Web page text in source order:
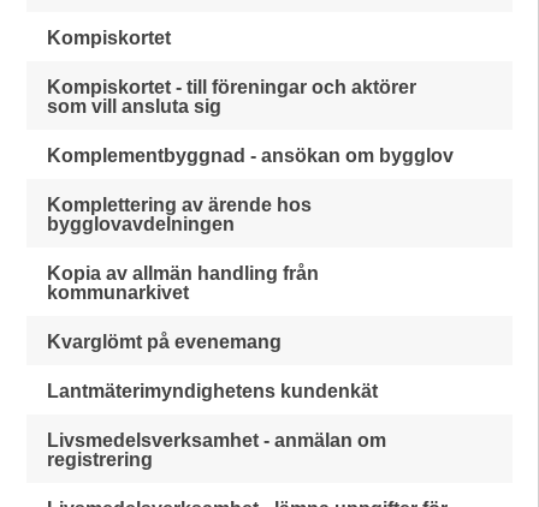
Kompiskortet
Kompiskortet - till föreningar och aktörer
som vill ansluta sig
Komplementbyggnad - ansökan om bygglov
Komplettering av ärende hos
bygglovavdelningen
Kopia av allmän handling från
kommunarkivet
Kvarglömt på evenemang
Lantmäterimyndighetens kundenkät
Livsmedelsverksamhet - anmälan om
registrering